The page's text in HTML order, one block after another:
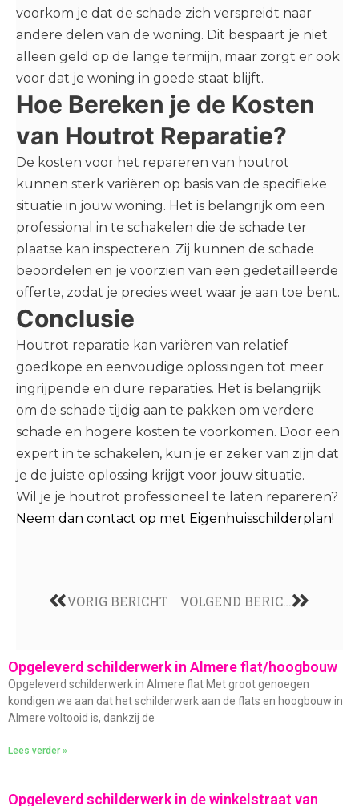
voorkom je dat de schade zich verspreidt naar
andere delen van de woning. Dit bespaart je niet
alleen geld op de lange termijn, maar zorgt er ook
voor dat je woning in goede staat blijft.
Hoe Bereken je de Kosten
van Houtrot Reparatie?
De kosten voor het repareren van houtrot
kunnen sterk variëren op basis van de specifieke
situatie in jouw woning. Het is belangrijk om een
professional in te schakelen die de schade ter
plaatse kan inspecteren. Zij kunnen de schade
beoordelen en je voorzien van een gedetailleerde
offerte, zodat je precies weet waar je aan toe bent.
Conclusie
Houtrot reparatie kan variëren van relatief
goedkope en eenvoudige oplossingen tot meer
ingrijpende en dure reparaties. Het is belangrijk
om de schade tijdig aan te pakken om verdere
schade en hogere kosten te voorkomen. Door een
expert in te schakelen, kun je er zeker van zijn dat
je de juiste oplossing krijgt voor jouw situatie.
Wil je je houtrot professioneel te laten repareren?
Neem dan contact op met Eigenhuisschilderplan!
VORIG BERICHT VOLGEND BERICHT
Opgeleverd schilderwerk in Almere flat/hoogbouw
Opgeleverd schilderwerk in Almere flat Met groot genoegen
kondigen we aan dat het schilderwerk aan de flats en hoogbouw in
Almere voltooid is, dankzij de
Lees verder »
Opgeleverd schilderwerk in de winkelstraat van